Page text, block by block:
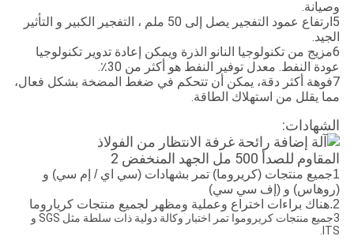
وصيانة.
5ارتفاع عمود التفجير يصل إلى 50 ملم ، التفجير الكبير و التأثير
الجيد.
6مزيج من تكنولوجيا النانو الذرة ويمكن إعادة تدوير تكنولوجيا
عودة النفط. معدل توفير النفط هو أكثر من 30٪.
7فوهة أكثر دقة، يمكن أن تتحكم في ضغط المضخة بشكل فعال،
مما يقلل من استهلاك الطاقة.
الشهادات:
1جميع منتجات (كريروما) تمر بشهادات (سي اي / إم سي) و
(روهاس) و (إف سي سي)
2.هناك براءات اختراع وعملية ومظهر لجميع منتجات كرياروما
3جميع منتجات كريروموا تمر اختبار وكالة دولية ذات سلطة مثل SGS و
ITS.